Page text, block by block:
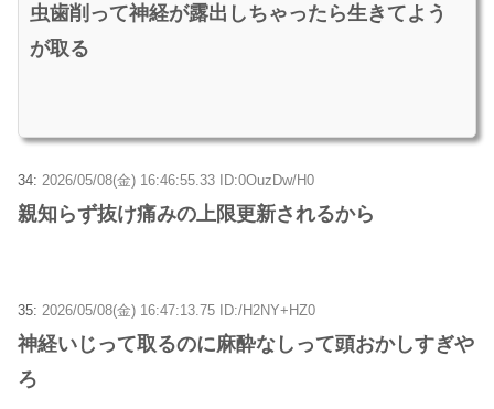
虫歯削って神経が露出しちゃったら生きてよう
が取る
34: 2026/05/08(金) 16:46:55.33 ID:0OuzDw/H0
親知らず抜け痛みの上限更新されるから
35: 2026/05/08(金) 16:47:13.75 ID:/H2NY+HZ0
神経いじって取るのに麻酔なしって頭おかしすぎや
ろ